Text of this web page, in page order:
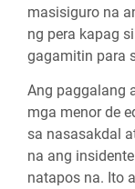
masisiguro na
ng pera kapag
gagamitin para
Ang paggalang
mga menor de
sa nasasakdal
na ang
natapos na. Ito